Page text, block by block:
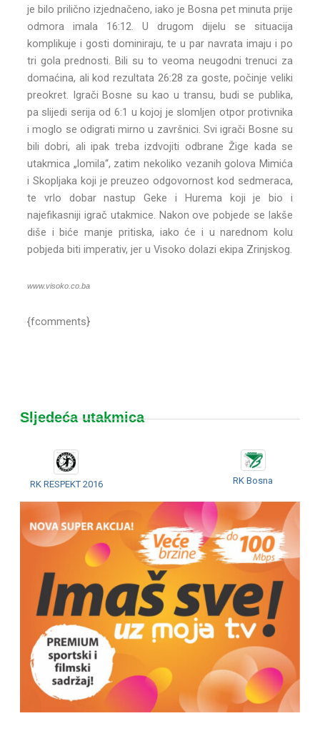
je bilo prilično izjednačeno, iako je Bosna pet minuta prije
odmora imala 16:12. U drugom dijelu se situacija
komplikuje i gosti dominiraju, te u par navrata imaju i po
tri gola prednosti. Bili su to veoma neugodni trenuci za
domaćina, ali kod rezultata 26:28 za goste, počinje veliki
preokret. Igrači Bosne su kao u transu, budi se publika,
pa slijedi serija od 6:1 u kojoj je slomljen otpor protivnika
i moglo se odigrati mirno u završnici. Svi igrači Bosne su
bili dobri, ali ipak treba izdvojiti odbrane Žige kada se
utakmica „lomila“, zatim nekoliko vezanih golova Mimića
i Skopljaka koji je preuzeo odgovornost kod sedmeraca,
te vrlo dobar nastup Geke i Hurema koji je bio i
najefikasniji igrač utakmice. Nakon ove pobjede se lakše
diše i biće manje pritiska, iako će i u narednom kolu
pobjeda biti imperativ, jer u Visoko dolazi ekipa Zrinjskog.
www.visoko.co.ba
{fcomments}
Sljedeća utakmica
RK RESPEKT 2016 RK Bosna